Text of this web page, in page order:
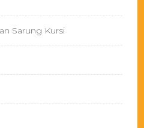
Sarung Kursi